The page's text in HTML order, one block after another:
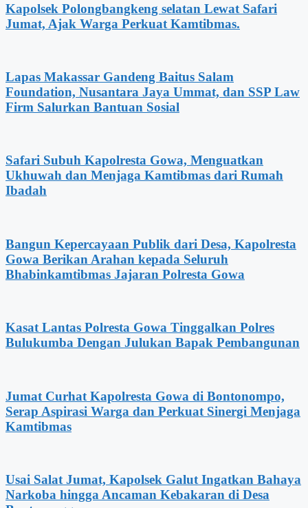
Kapolsek Polongbangkeng selatan Lewat Safari
Jumat, Ajak Warga Perkuat Kamtibmas.
Lapas Makassar Gandeng Baitus Salam
Foundation, Nusantara Jaya Ummat, dan SSP Law
Firm Salurkan Bantuan Sosial
Safari Subuh Kapolresta Gowa, Menguatkan
Ukhuwah dan Menjaga Kamtibmas dari Rumah
Ibadah
Bangun Kepercayaan Publik dari Desa, Kapolresta
Gowa Berikan Arahan kepada Seluruh
Bhabinkamtibmas Jajaran Polresta Gowa
Kasat Lantas Polresta Gowa Tinggalkan Polres
Bulukumba Dengan Julukan Bapak Pembangunan
Jumat Curhat Kapolresta Gowa di Bontonompo,
Serap Aspirasi Warga dan Perkuat Sinergi Menjaga
Kamtibmas
Usai Salat Jumat, Kapolsek Galut Ingatkan Bahaya
Narkoba hingga Ancaman Kebakaran di Desa